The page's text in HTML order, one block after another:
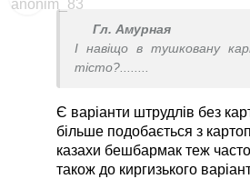
Гл. Амурная
І навіщо в тушковану
тісто?........
Є варіанти штрудлів без
більше подобається з
казахи бешбармак теж
також до киргизького